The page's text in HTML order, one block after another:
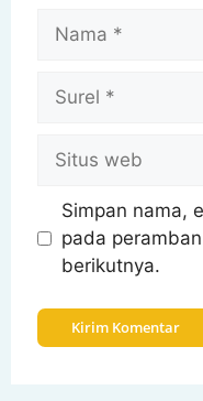
Simpan nama,
pada
berikutnya.